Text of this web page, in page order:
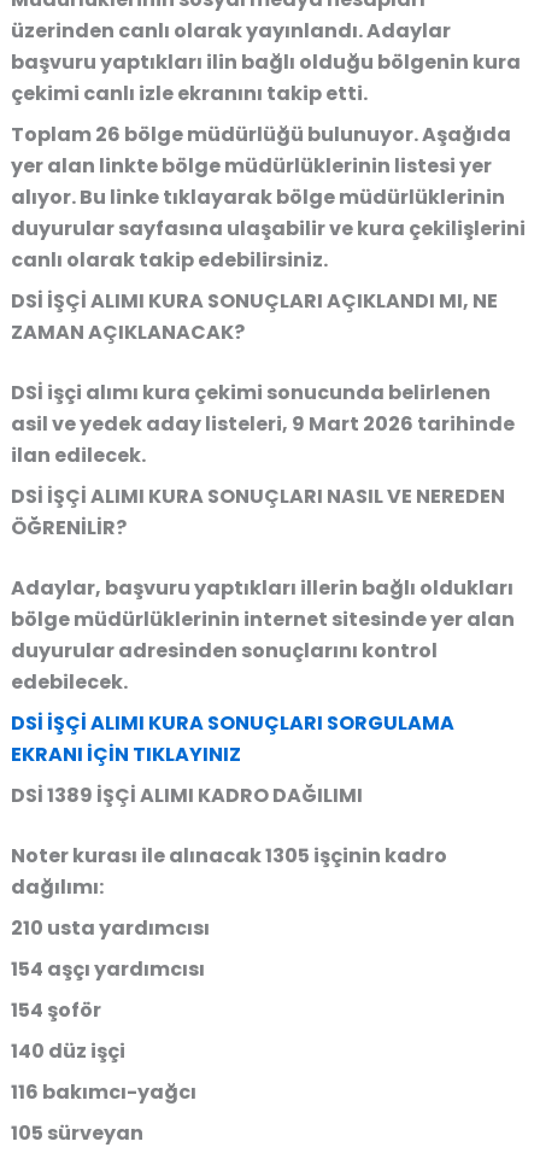
üzerinden canlı olarak yayınlandı. Adaylar
başvuru yaptıkları ilin bağlı olduğu bölgenin kura
çekimi canlı izle ekranını takip etti.
Toplam 26 bölge müdürlüğü bulunuyor. Aşağıda
yer alan linkte bölge müdürlüklerinin listesi yer
alıyor. Bu linke tıklayarak bölge müdürlüklerinin
duyurular sayfasına ulaşabilir ve kura çekilişlerini
canlı olarak takip edebilirsiniz.
DSİ İŞÇİ ALIMI KURA SONUÇLARI AÇIKLANDI MI, NE
ZAMAN AÇIKLANACAK?
DSİ işçi alımı kura çekimi sonucunda belirlenen
asil ve yedek aday listeleri, 9 Mart 2026 tarihinde
ilan edilecek.
DSİ İŞÇİ ALIMI KURA SONUÇLARI NASIL VE NEREDEN
ÖĞRENİLİR?
Adaylar, başvuru yaptıkları illerin bağlı oldukları
bölge müdürlüklerinin internet sitesinde yer alan
duyurular adresinden sonuçlarını kontrol
edebilecek.
DSİ İŞÇİ ALIMI KURA SONUÇLARI SORGULAMA
EKRANI İÇİN TIKLAYINIZ
DSİ 1389 İŞÇİ ALIMI KADRO DAĞILIMI
Noter kurası ile alınacak 1305 işçinin kadro
dağılımı:
210 usta yardımcısı
154 aşçı yardımcısı
154 şoför
140 düz işçi
116 bakımcı-yağcı
105 sürveyan